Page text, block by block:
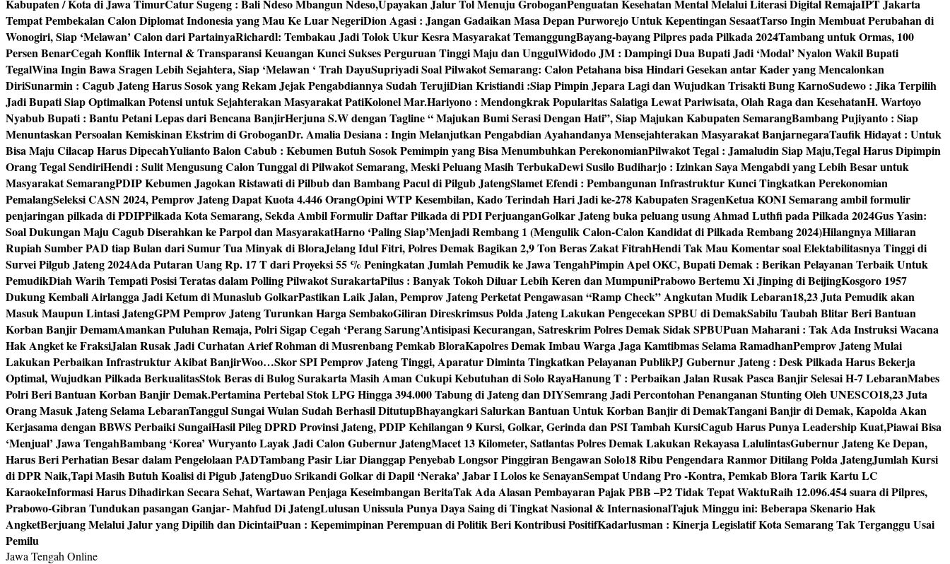
Kabupaten / Kota di Jawa TimurCatur Sugeng : Bali Ndeso Mbangun Ndeso,Upayakan Jalur Tol Menuju GroboganPenguatan Kesehatan Mental Melalui Literasi Digital RemajaIPT Jakarta
Tempat Pembekalan Calon Diplomat Indonesia yang Mau Ke Luar NegeriDion Agasi : Jangan Gadaikan Masa Depan Purworejo Untuk Kepentingan SesaatTarso Ingin Membuat Perubahan di
Wonogiri, Siap ‘Melawan’ Calon dari PartainyaRichardl: Tembakau Jadi Tolok Ukur Kesra Masyarakat TemanggungBayang-bayang Pilpres pada Pilkada 2024Tambang untuk Ormas, 100
Persen BenarCegah Konflik Internal & Transparansi Keuangan Kunci Sukses Perguruan Tinggi Maju dan UnggulWidodo JM : Dampingi Dua Bupati Jadi ‘Modal’ Nyalon Wakil Bupati
TegalWina Ingin Bawa Sragen Lebih Sejahtera, Siap ‘Melawan ‘ Trah DayuSupriyadi Soal Pilwakot Semarang: Calon Petahana bisa Hindari Gesekan antar Kader yang Mencalonkan
DiriSunarmin : Cagub Jateng Harus Sosok yang Rekam Jejak Pengabdiannya Sudah TerujiDian Kristiandi :Siap Pimpin Jepara Lagi dan Wujudkan Trisakti Bung KarnoSudewo : Jika Terpilih
Jadi Bupati Siap Optimalkan Potensi untuk Sejahterakan Masyarakat PatiKolonel Mar.Hariyono : Mendongkrak Popularitas Salatiga Lewat Pariwisata, Olah Raga dan KesehatanH. Wartoyo
Nyabub Bupati : Bantu Petani Lepas dari Bencana BanjirHerjuna S.W dengan Tagline “ Majukan Bumi Serasi Dengan Hati”, Siap Majukan Kabupaten SemarangBambang Pujiyanto : Siap
Menuntaskan Persoalan Kemiskinan Ekstrim di GroboganDr. Amalia Desiana : Ingin Melanjutkan Pengabdian Ayahandanya Mensejahterakan Masyarakat BanjarnegaraTaufik Hidayat : Untuk
Bisa Maju Cilacap Harus DipecahYulianto Balon Cabub : Kebumen Butuh Sosok Pemimpin yang Bisa Menumbuhkan PerekonomianPilwakot Tegal : Jamaludin Siap Maju,Tegal Harus Dipimpin
Orang Tegal SendiriHendi : Sulit Mengusung Calon Tunggal di Pilwakot Semarang, Meski Peluang Masih TerbukaDewi Susilo Budiharjo : Izinkan Saya Mengabdi yang Lebih Besar untuk
Masyarakat SemarangPDIP Kebumen Jagokan Ristawati di Pilbub dan Bambang Pacul di Pilgub JatengSlamet Efendi : Pembangunan Infrastruktur Kunci Tingkatkan Perekonomian
PemalangSeleksi CASN 2024, Pemprov Jateng Dapat Kuota 4.446 OrangOpini WTP Kesembilan, Kado Terindah Hari Jadi ke-278 Kabupaten SragenKetua KONI Semarang ambil formulir
penjaringan pilkada di PDIPPilkada Kota Semarang, Sekda Ambil Formulir Daftar Pilkada di PDI PerjuanganGolkar Jateng buka peluang usung Ahmad Luthfi pada Pilkada 2024Gus Yasin:
Soal Dukungan Maju Cagub Diserahkan ke Parpol dan MasyarakatHarno ‘Paling Siap’Menjadi Rembang 1 (Mengulik Calon-Calon Kandidat di Pilkada Rembang 2024)Hilangnya Miliaran
Rupiah Sumber PAD tiap Bulan dari Sumur Tua Minyak di BloraJelang Idul Fitri, Polres Demak Bagikan 2,9 Ton Beras Zakat FitrahHendi Tak Mau Komentar soal Elektabilitasnya Tinggi di
Survei Pilgub Jateng 2024Ada Putaran Uang Rp. 17 T dari Proyeksi 55 % Peningkatan Jumlah Pemudik ke Jawa TengahPimpin Apel OKC, Bupati Demak : Berikan Pelayanan Terbaik Untuk
PemudikDiah Warih Tempati Posisi Teratas dalam Polling Pilwakot SurakartaPilus : Banyak Tokoh Diluar Lebih Keren dan MumpuniPrabowo Bertemu Xi Jinping di BeijingKosgoro 1957
Dukung Kembali Airlangga Jadi Ketum di Munaslub GolkarPastikan Laik Jalan, Pemprov Jateng Perketat Pengawasan “Ramp Check” Angkutan Mudik Lebaran18,23 Juta Pemudik akan
Masuk Maupun Lintasi JatengGPM Pemprov Jateng Turunkan Harga SembakoGiliran Direskrimsus Polda Jateng Lakukan Pengecekan SPBU di DemakSabilu Taubah Blitar Beri Bantuan
Korban Banjir DemamAmankan Puluhan Remaja, Polri Sigap Cegah ‘Perang Sarung’Antisipasi Kecurangan, Satreskrim Polres Demak Sidak SPBUPuan Maharani : Tak Ada Instruksi Wacana
Hak Angket ke FraksiJalan Rusak Jadi Curhatan Arief Rohman di Musrenbang Pemkab BloraKapolres Demak Imbau Warga Jaga Kamtibmas Selama RamadhanPemprov Jateng Mulai
Lakukan Perbaikan Infrastruktur Akibat BanjirWoo…Skor SPI Pemprov Jateng Tinggi, Aparatur Diminta Tingkatkan Pelayanan PublikPJ Gubernur Jateng : Desk Pilkada Harus Bekerja
Optimal, Wujudkan Pilkada BerkualitasStok Beras di Bulog Surakarta Masih Aman Cukupi Kebutuhan di Solo RayaHanung T : Perbaikan Jalan Rusak Pasca Banjir Selesai H-7 LebaranMabes
Polri Beri Bantuan Korban Banjir Demak.Pertamina Pertebal Stok LPG Hingga 394.000 Tabung di Jateng dan DIYSemrang Jadi Percontohan Penanganan Stunting Oleh UNESCO18,23 Juta
Orang Masuk Jateng Selama LebaranTanggul Sungai Wulan Sudah Berhasil DitutupBhayangkari Salurkan Bantuan Untuk Korban Banjir di DemakTangani Banjir di Demak, Kapolda Akan
Kerjasama dengan BBWS Perbaiki SungaiHasil Pileg DPRD Provinsi Jateng, PDIP Kehilangan 9 Kursi, Golkar, Gerinda dan PSI Tambah KursiCagub Harus Punya Leadership Kuat,Piawai Bisa
‘Menjual’ Jawa TengahBambang ‘Korea’ Wuryanto Layak Jadi Calon Gubernur JatengMacet 13 Kilometer, Satlantas Polres Demak Lakukan Rekayasa LalulintasGubernur Jateng Ke Depan,
Harus Beri Perhatian Besar dalam Pengelolaan PADTambang Pasir Liar Dianggap Penyebab Longsor Pinggiran Bengawan Solo18 Ribu Pengendara Ranmor Ditilang Polda JatengJumlah Kursi
di DPR Naik,Tapi Masih Butuh Koalisi di Pigub JatengDuo Srikandi Golkar di Dapil ‘Neraka’ Jabar I Lolos ke SenayanSempat Undang Pro -Kontra, Pemkab Blora Tarik Kartu LC
KaraokeInformasi Harus Dihadirkan Secara Sehat, Wartawan Penjaga Keseimbangan BeritaTak Ada Alasan Pembayaran Pajak PBB –P2 Tidak Tepat WaktuRaih 12.096.454 suara di Pilpres,
Prabowo-Gibran Tundukan pasangan Ganjar- Mahfud Di JatengLulusan Unissula Punya Daya Saing di Tingkat Nasional & InternasionalTajuk Minggu ini: Beberapa Skenario Hak
AngketBerjuang Melalui Jalur yang Dipilih dan DicintaiPuan : Kepemimpinan Perempuan di Politik Beri Kontribusi PositifKadarlusman : Kinerja Legislatif Kota Semarang Tak Terganggu Usai
Pemilu
Jawa Tengah Online